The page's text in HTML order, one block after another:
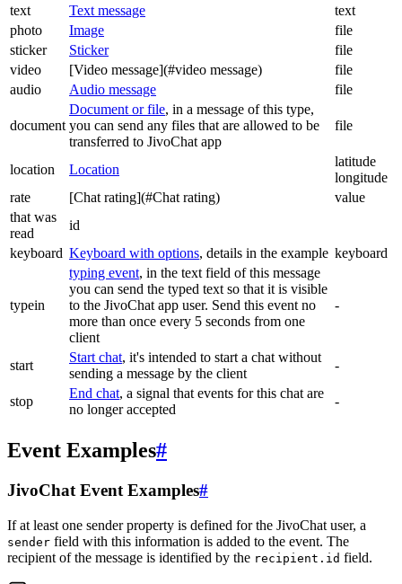
text
Text message
text
photo
Image
file
sticker
Sticker
file
video
[Video message](#video message)
file
audio
Audio message file
document
Document or file, in a message of this type,
you can send any files that are allowed to be
transferred to JivoChat app
file
location Location
latitude
longitude
rate
[Chat rating](#Chat rating)
value
that was
read
id
keyboard Keyboard with options, details in the example keyboard
typein
typing event, in the text field of this message
you can send the typed text so that it is visible
to the JivoChat app user. Send this event no
more than once every 5 seconds from one
client
-
start
Start chat, it's intended to start a chat without
sending a message by the client
-
stop
End chat, a signal that events for this chat are
no longer accepted
-
Event Examples#
JivoChat Event Examples#
If at least one sender property is defined for the JivoChat user, a
sender field with this information is added to the event. The
recipient of the message is identified by the recipient.id field.